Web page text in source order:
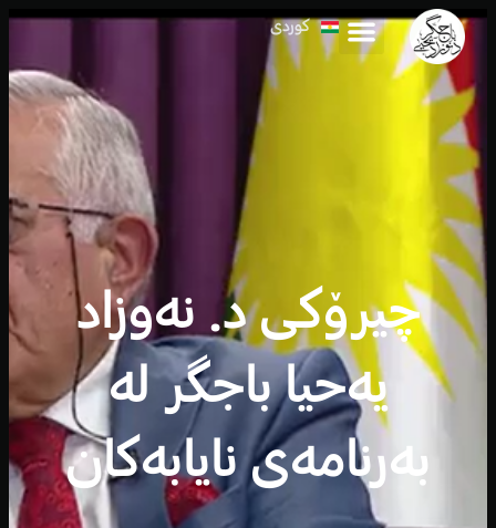
کوردیالعربية
چیرۆکی د. نەوزاد
یەحیا باجگر لە
بەرنامەی نایابەکان